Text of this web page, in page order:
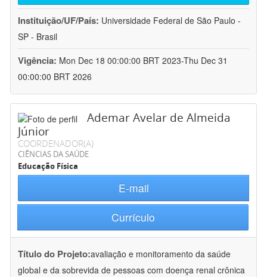
Instituição/UF/País: Universidade Federal de São Paulo -
SP - Brasil
Vigência: Mon Dec 18 00:00:00 BRT 2023-Thu Dec 31
00:00:00 BRT 2026
Ademar Avelar de Almeida
Júnior
COORDENADOR(A)
CIÊNCIAS DA SAÚDE
Educação Física
E-mail
Currículo
Título do Projeto:avaliação e monitoramento da saúde
global e da sobrevida de pessoas com doença renal crônica